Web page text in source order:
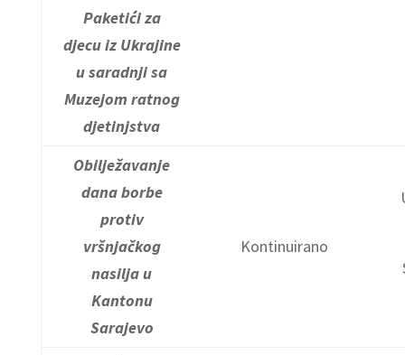
Paketići za
djecu iz Ukrajine
u saradnji sa
Muzejom ratnog
djetinjstva
Obilježavanje
dana borbe
protiv
vršnjačkog
nasilja u
Kantonu
Sarajevo
Kontinuirano